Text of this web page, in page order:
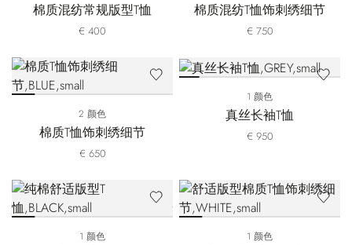
棉质混纺常规版型T恤
€ 400
棉质混纺T恤饰刺绣细节
€ 750
2 颜色
棉质T恤饰刺绣细节
€ 650
1 颜色
真丝长袖T恤
€ 950
1 颜色 1 颜色